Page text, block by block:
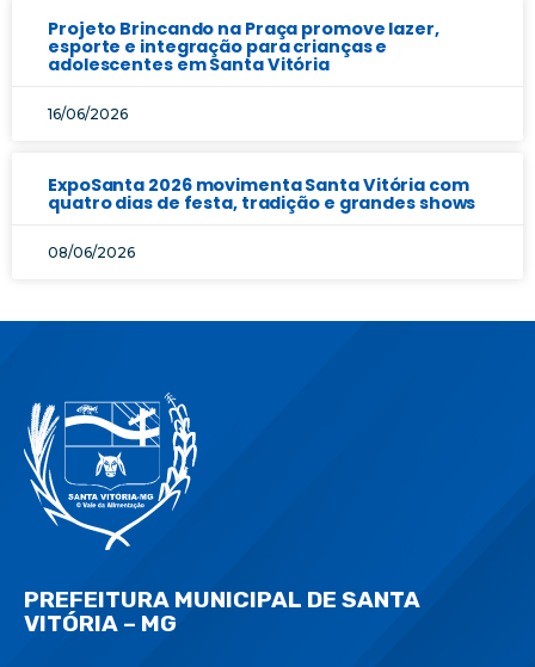
Projeto Brincando na Praça promove lazer,
esporte e integração para crianças e
adolescentes em Santa Vitória
16/06/2026
ExpoSanta 2026 movimenta Santa Vitória com
quatro dias de festa, tradição e grandes shows
08/06/2026
PREFEITURA MUNICIPAL DE SANTA
VITÓRIA – MG